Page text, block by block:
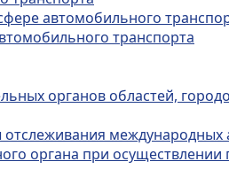
автомобильного
транспорта
органов областей,
международных
органа при осуществлении